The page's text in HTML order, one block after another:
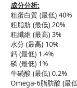
成分分析:
粗蛋白質 (最低) 40%
粗脂肪 (最低) 20%
粗纖維 (最高) 3%
水分 (最高) 10%
鈣 (最低) 1.4%
磷 (最低) 1%
牛磺酸 (最低) 0.2%
Omega-6脂肪酸 (最